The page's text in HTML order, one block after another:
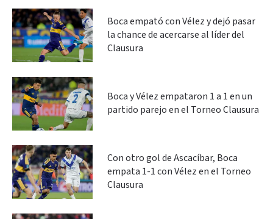
Boca empató con Vélez y dejó pasar
la chance de acercarse al líder del
Clausura
Boca y Vélez empataron 1 a 1 en un
partido parejo en el Torneo Clausura
Con otro gol de Ascacíbar, Boca
empata 1-1 con Vélez en el Torneo
Clausura